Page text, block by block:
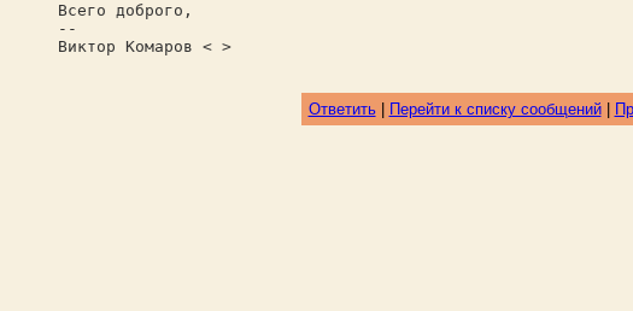
Всего доброго,
--
Виктор Комаров < >
Ответить| Перейти к списку сообщений|